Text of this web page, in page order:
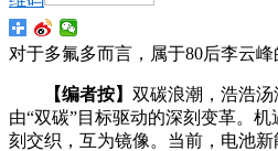
对于多氟多而言，属于80后李云峰
【编者按】 双碳浪潮，浩浩
由“双碳”目标驱动的深刻变革。
刻交织，互为镜像。当前，电池新